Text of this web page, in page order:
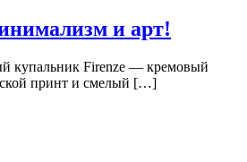
и арт!
купальник Firenze — кремовый
принт и смелый […]